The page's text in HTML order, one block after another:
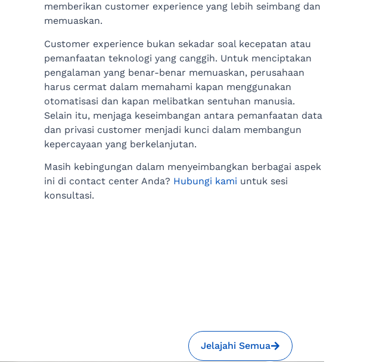
memberikan customer experience yang lebih seimbang dan
memuaskan.
Customer experience bukan sekadar soal kecepatan atau
pemanfaatan teknologi yang canggih. Untuk menciptakan
pengalaman yang benar-benar memuaskan, perusahaan
harus cermat dalam memahami kapan menggunakan
otomatisasi dan kapan melibatkan sentuhan manusia.
Selain itu, menjaga keseimbangan antara pemanfaatan data
dan privasi customer menjadi kunci dalam membangun
kepercayaan yang berkelanjutan.
Masih kebingungan dalam menyeimbangkan berbagai aspek
ini di contact center Anda? Hubungi kami untuk sesi
konsultasi.
Jelajahi Semua